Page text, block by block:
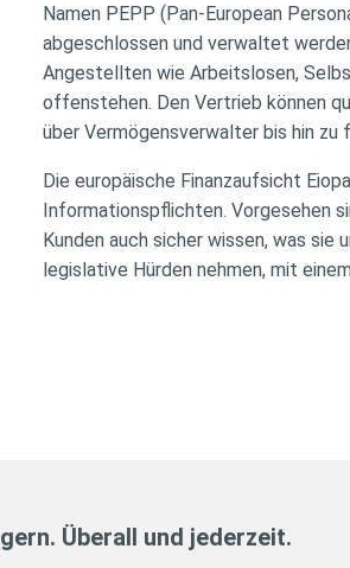
Namen PEPP (Pan-European
abgeschlossen und verwaltet
Angestellten wie Arbeitslosen,
offenstehen. Den Vertrieb können
über Vermögensverwalter bis hin zu
Die europäische Finanzaufsicht
Informationspflichten. Vorgesehen
Kunden auch sicher wissen, was sie
legislative Hürden nehmen, mit
Überall und jederzeit.